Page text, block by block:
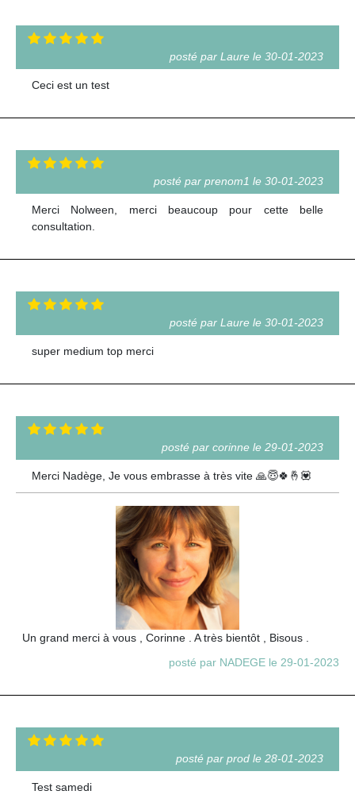
posté par Laure le 30-01-2023
Ceci est un test
posté par prenom1 le 30-01-2023
Merci Nolween, merci beaucoup pour cette belle
consultation.
posté par Laure le 30-01-2023
super medium top merci
posté par corinne le 29-01-2023
Merci Nadège, Je vous embrasse à très vite 🙏😇🍀🤞💟
Un grand merci à vous , Corinne . A très bientôt , Bisous .
posté par NADEGE le 29-01-2023
posté par prod le 28-01-2023
Test samedi